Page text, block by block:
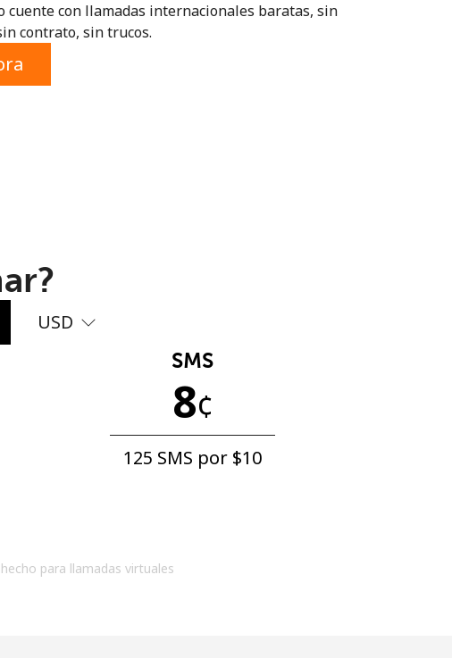
cuente con llamadas internacionales baratas, sin
contrato, sin trucos.
USD
SMS
8¢
125 SMS por ⁦$10⁩
para llamadas virtuales